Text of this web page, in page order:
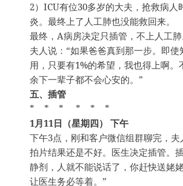
2）ICU有位30多岁的大夫，抢救病人
炎。最终上了人工肺也没能救回来。
最终，A病房决定只插管，不上人工肺
夫人说：“如果爸爸真到那一步。即使
用，只要有1%的希望，我也得上啊。
余下一辈子都不会心安的。”
五、插管
* * * * * *
1月11日（星期四） 下午
下午3点，刚和客户微信组群聊完，夫
拍片结果还是不好。医生决定插管。
静剂，人就不能说话了，你赶快送姥
让医生务必等着。”